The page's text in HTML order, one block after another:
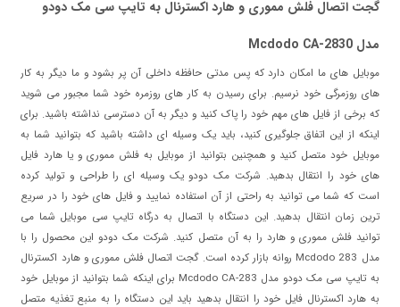
گجت اتصال فلش مموری و هارد اکسترنال به تایپ سی مک دودو
مدل Mcdodo CA-2830
موبایل های ما امکان دارد که پس مدتی حافظه داخلی آن پر بشود و ما دیگر به کار
های روزمرگی خود نرسیم. برای رسیدن به کار های روزمره خود شما مجبور می شوید
که برخی از فایل های مهم خود را پاک کنید و دیگر به آن دسترسی نداشته باشید. برای
اینکه از این اتفاق جلوگیری کنید، باید یک وسیله ای داشته باشید که بتوانید شما به
موبایل خود متصل کنید و همچنین بتوانید از موبایل به فلش مموری و یا هارد فایل
های خود را انتقال بدهید. شرکت مک دودو یک وسیله ای را طراحی و تولید کرده
است که شما می توانید به راحتی از آن استفاده نمایید و فایل های خود را در سریع
ترین زمان انتقال بدهید. این دستگاه با اتصال به درگاه تایپ سی موبایل شما می
توانید فلش مموری و هارد را به آن متصل کنید. شرکت مک دودو این محصول را با
مدل Mcdodo 283 روانه بازار کرده است. گجت اتصال فلش مموری و هارد اکسترنال
به تایپ سی مک دودو مدل Mcdodo CA-283 برای اینکه شما بتوانید از موبایل خود
به هارد اکسترنال فایل خود را انتقال بدهید باید این دستگاه را به منبع تغذیه متصل